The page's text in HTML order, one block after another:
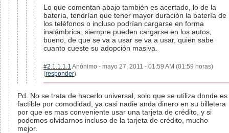
Lo que comentan abajo también es acertado, lo de la
batería, tendrían que tener mayor duración la batería de
los teléfonos o incluso podrían cargarse en forma
inalámbrica, siempre pueden cargarse en los autos,
bueno, de que se va a usar se va a usar, quien sabe
cuanto cueste su adopción masiva.
#2.1.1.1.1 Anónimo - mayo 27, 2011 - 01:59 AM (01:59 horas)
(responder)
Pd. No se trata de hacerlo universal, solo que se utiliza donde es
factible por comodidad, ya casi nadie anda dinero en su billetera
por que es mas conveniente usar una tarjeta de crédito, y si
podemos olvidarnos incluso de la tarjeta de crédito, mucho
mejor.